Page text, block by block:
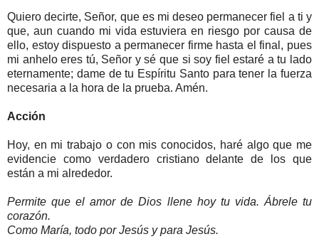
Quiero decirte, Señor, que es mi deseo permanecer fiel a ti y
que, aun cuando mi vida estuviera en riesgo por causa de
ello, estoy dispuesto a permanecer firme hasta el final, pues
mi anhelo eres tú, Señor y sé que si soy fiel estaré a tu lado
eternamente; dame de tu Espíritu Santo para tener la fuerza
necesaria a la hora de la prueba. Amén.
Acción
Hoy, en mi trabajo o con mis conocidos, haré algo que me
evidencie como verdadero cristiano delante de los que
están a mi alrededor.
Permite que el amor de Dios llene hoy tu vida. Ábrele tu
corazón.
Como María, todo por Jesús y para Jesús.